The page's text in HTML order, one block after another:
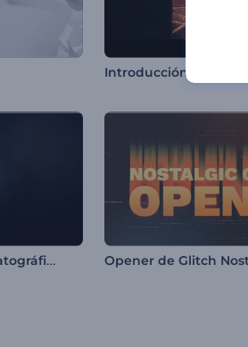
Logo Partículas Cinematográficas Opener de Glitch